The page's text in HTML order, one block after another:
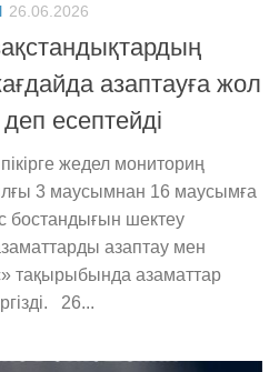
26.06.2026
азаптауға жол
есептейді
жедел мониториң
3 маусымнан 16 маусымға
бостандығын шектеу
азаптау мен
тақырыбында азаматтар
26...